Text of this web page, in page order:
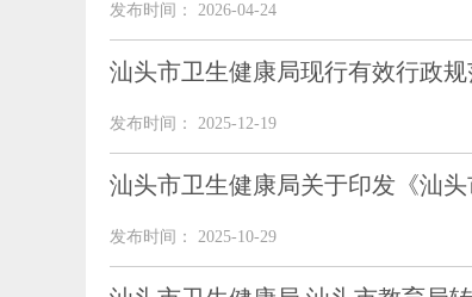
发布时间： 2026-04-24
汕头市卫生健康局现行有效行政
发布时间： 2025-12-19
汕头市卫生健康局关于印发《汕
发布时间： 2025-10-29